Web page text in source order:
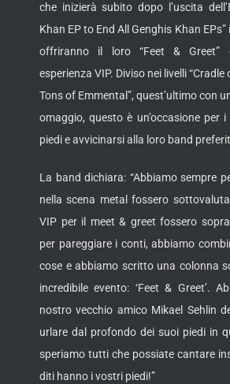
che inizierà subito dopo l’uscita
Khan EP to End All Genghis Khan
offriranno il loro “Feet & Greet”
esperienza VIP. Diviso nei livelli “Cradle
Tons of Emmental”, quest’ultimo con
omaggio, questo è un’occasione per
piedi e avvicinarsi alla loro band
La band dichiara: “Abbiamo sempre
nella scena metal fossero
VIP per il meet & greet fossero
per pareggiare i conti, abbiamo
cose e abbiamo scritto una colonna
incredibile evento: ‘Feet & Greet’.
nostro vecchio amico Mikael Sehlin
urlare dal profondo dei suoi piedi in
speriamo tutti che possiate cantare
diti hanno i vostri piedi!”